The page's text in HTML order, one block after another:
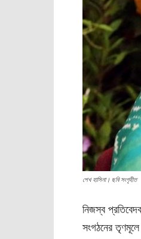
শেখ হাসিনা। ছবি সংগৃহীত
নিজস্ব
সংগঠনের তৃণমূলে